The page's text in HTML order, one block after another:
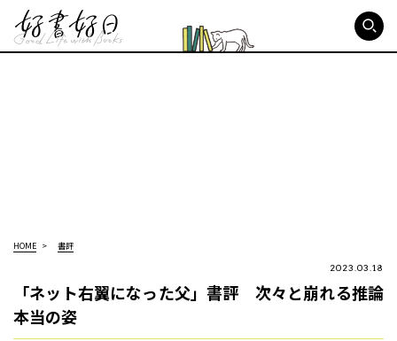
HOME 書評
2023.03.18
「ネット右翼になった父」書評 次々と崩れる推論
本当の姿